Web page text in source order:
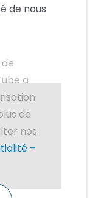
de nous
a
de
nos
–